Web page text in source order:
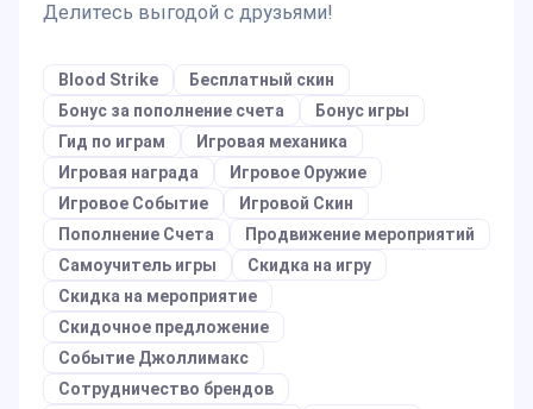
Делитесь выгодой с друзьями!
Blood Strike
Бесплатный скин
Бонус за пополнение счета
Бонус игры
Гид по играм
Игровая механика
Игровая награда
Игровое Оружие
Игровое Событие
Игровой Скин
Пополнение Счета
Продвижение мероприятий
Самоучитель игры
Скидка на игру
Скидка на мероприятие
Скидочное предложение
Событие Джоллимакс
Сотрудничество брендов